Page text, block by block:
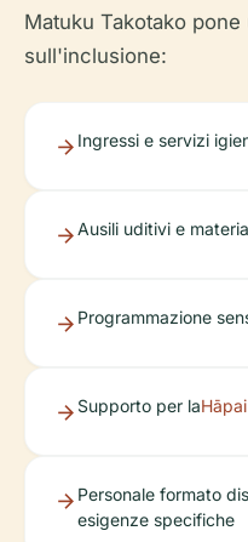
Matuku Takotako
sull'inclusione:
Ingressi e servizi
Ausili uditivi e
Programmazione
Supporto per la
Personale formato
esigenze specifiche